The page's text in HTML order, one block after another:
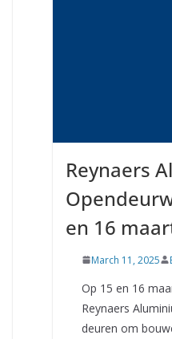
Reynaers
en 16
March 11, 2025
Op 15 en 16
Reynaers
deuren om